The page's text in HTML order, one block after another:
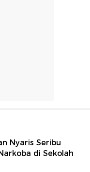
Nyaris Seribu
di Sekolah